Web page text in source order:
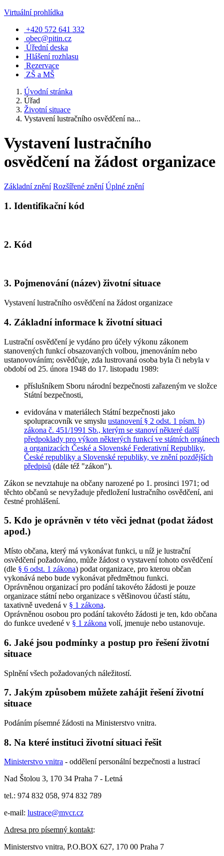
Virtuální prohlídka
+420 572 641 332
obec@pitin.cz
Úřední deska
Hlášení rozhlasu
Rezervace
ZŠ a MŠ
Úvodní stránka
Úřad
Životní situace
Vystavení lustračního osvědčení na...
Vystavení lustračního
osvědčení na žádost organizace
Základní znění Rozšířené znění Úplné znění
1. Identifikační kód
2. Kód
3. Pojmenování (název) životní situace
Vystavení lustračního osvědčení na žádost organizace
4. Základní informace k životní situaci
Lustrační osvědčení je vydáno pro účely výkonu zákonem
stanovených funkcí obsazovaných volbou, jmenováním nebo
ustanovováním; osvědčuje, zda lustrovaná osoba byla či nebyla v
období od 25. února 1948 do 17. listopadu 1989:
příslušníkem Sboru národní bezpečnosti zařazeným ve složce
Státní bezpečnosti,
evidována v materiálech Státní bezpečnosti jako
spolupracovník ve smyslu ustanovení § 2 odst. 1 písm. b)
zákona č. 451/1991 Sb., kterým se stanoví některé další
předpoklady pro výkon některých funkcí ve státních orgánech
a organizacích České a Slovenské Federativní Republiky,
České republiky a Slovenské republiky, ve znění pozdějších
předpisů (dále též "zákon").
Zákon se nevztahuje na občany narozené po 1. prosinci 1971; od
těchto občanů se nevyžaduje předložení lustračního osvědčení, ani
čestné prohlášení.
5. Kdo je oprávněn v této věci jednat (podat žádost
apod.)
Místo občana, který má vykonávat funkci, u níž je lustrační
osvědčení požadováno, může žádost o vystavení tohoto osvědčení
(dle § 6 odst. 1 zákona) podat organizace, pro kterou občan
vykonává nebo bude vykonávat předmětnou funkci.
Oprávněnou organizací pro podání takovéto žádosti je pouze
organizace státní nebo organizace s většinovou účastí státu,
taxativně uvedená v § 1 zákona.
Oprávněnou osobou pro podání takovéto žádosti je ten, kdo občana
do funkce uvedené v § 1 zákona volí, jmenuje nebo ustanovuje.
6. Jaké jsou podmínky a postup pro řešení životní
situace
Splnění všech požadovaných náležitostí.
7. Jakým způsobem můžete zahájit řešení životní
situace
Podáním písemné žádosti na Ministerstvo vnitra.
8. Na které instituci životní situaci řešit
Ministerstvo vnitra - oddělení personální bezpečnosti a lustrací
Nad Štolou 3, 170 34 Praha 7 - Letná
tel.: 974 832 058, 974 832 789
e-mail: lustrace@mvcr.cz
Adresa pro písemný kontakt:
Ministerstvo vnitra, P.O.BOX 627, 170 00 Praha 7